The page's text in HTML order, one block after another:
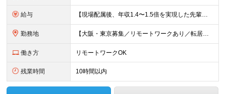
給与 【現場配属後、年収1.4〜1.5倍を実現した先輩も！残業代全額支給】 ◆給与は経験やスキルに応じて決定します ◆年俸制250万円～350万円（1/12を月々支給） ≪年収UPの例≫ ◎飲食業からのキ
勤務地 【大阪・東京募集／リモートワークあり／転居を伴う転勤なし】 東京本社、大阪事務所、または東京23区内・関西（大阪・兵庫）の各クライアント先勤務 ◆入社後、約1年間はクライアント先ではなく 自社内（東
働き方 リモートワークOK
残業時間 10時間以内